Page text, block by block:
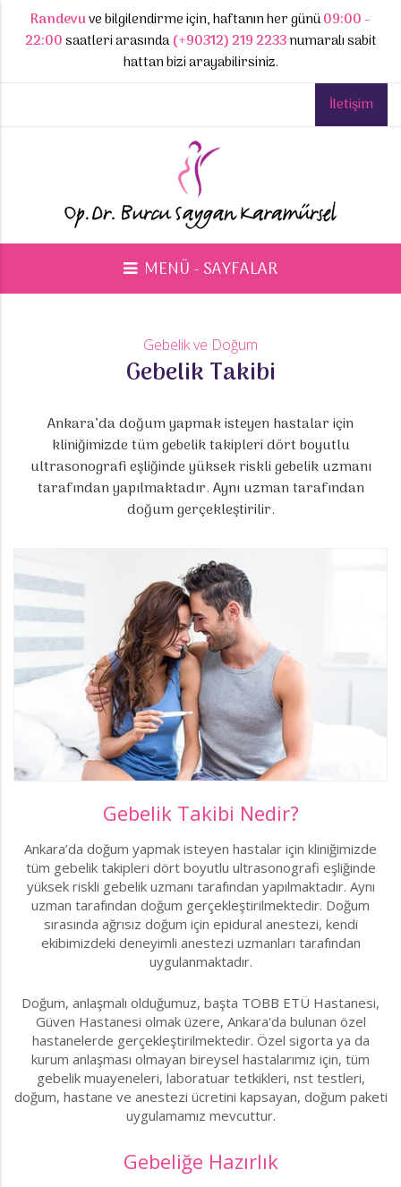
Randevuve bilgilendirme için, haftanın her günü09:00 -
22:00saatleri arasında(+90312) 219 2233numaralı sabit
hattan bizi arayabilirsiniz.
İletişim
MENÜ - SAYFALAR
Gebelik ve Doğum
Gebelik Takibi
Ankara’da doğum yapmak isteyen hastalar için
kliniğimizde tüm gebelik takipleri dört boyutlu
ultrasonografi eşliğinde yüksek riskli gebelik uzmanı
tarafından yapılmaktadır. Aynı uzman tarafından
doğum gerçekleştirilir.
Gebelik Takibi Nedir?
Ankara’da doğum yapmak isteyen hastalar için kliniğimizde
tüm gebelik takipleri dört boyutlu ultrasonografi eşliğinde
yüksek riskli gebelik uzmanı tarafından yapılmaktadır. Aynı
uzman tarafından doğum gerçekleştirilmektedir. Doğum
sırasında ağrısız doğum için epidural anestezi, kendi
ekibimizdeki deneyimli anestezi uzmanları tarafından
uygulanmaktadır.
Doğum, anlaşmalı olduğumuz, başta TOBB ETÜ Hastanesi,
Güven Hastanesi olmak üzere, Ankara'da bulunan özel
hastanelerde gerçekleştirilmektedir. Özel sigorta ya da
kurum anlaşması olmayan bireysel hastalarımız için, tüm
gebelik muayeneleri, laboratuar tetkikleri, nst testleri,
doğum, hastane ve anestezi ücretini kapsayan, doğum paketi
uygulamamız mevcuttur.
Gebeliğe Hazırlık